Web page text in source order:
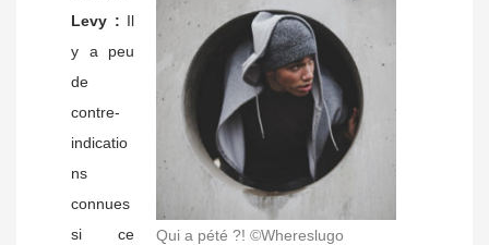
Qui a pété ?! ©Whereslugo
Levy : Il
y a peu
de
contre-
indicatio
ns
connues
si ce